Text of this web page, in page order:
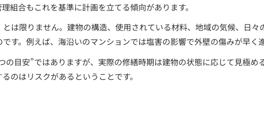
組合もこれを基準に計画を立てる傾向があります。
は限りません。建物の構造、使用されている材料、地域の気候、日々
す。例えば、海沿いのマンションでは塩害の影響で外壁の傷みが早く
の目安”ではありますが、実際の修繕時期は建物の状態に応じて見極め
のはリスクがあるということです。